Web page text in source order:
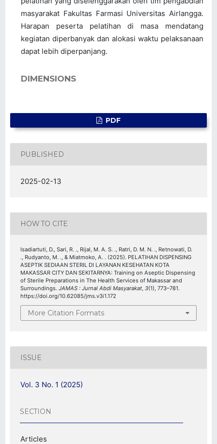
masyarakat Fakultas Farmasi Universitas Airlangga.
Harapan peserta pelatihan di masa mendatang
kegiatan diperbanyak dan alokasi waktu pelaksanaan
dapat lebih diperpanjang.
DIMENSIONS
PDF
PUBLISHED
2025-02-13
HOW TO CITE
Isadiartuti, D., Sari, R. ., Rijal, M. A. S. ., Ratri, D. M. N. ., Retnowati, D.
., Rudyanto, M. ., & Miatmoko, A. . (2025). PELATIHAN DISPENSING
ASEPTIK SEDIAAN STERIL DI LAYANAN KESEHATAN KOTA
MAKASSAR CITY DAN SEKITARNYA: Training on Aseptic Dispensing
of Sterile Preparations in The Health Services of Makassar and
Surroundings.JAMAS : Jurnal Abdi Masyarakat ,3(1), 773–781.
https://doi.org/10.62085/jms.v3i1.172
More Citation Formats
ISSUE
Vol. 3 No. 1 (2025)
SECTION
Articles